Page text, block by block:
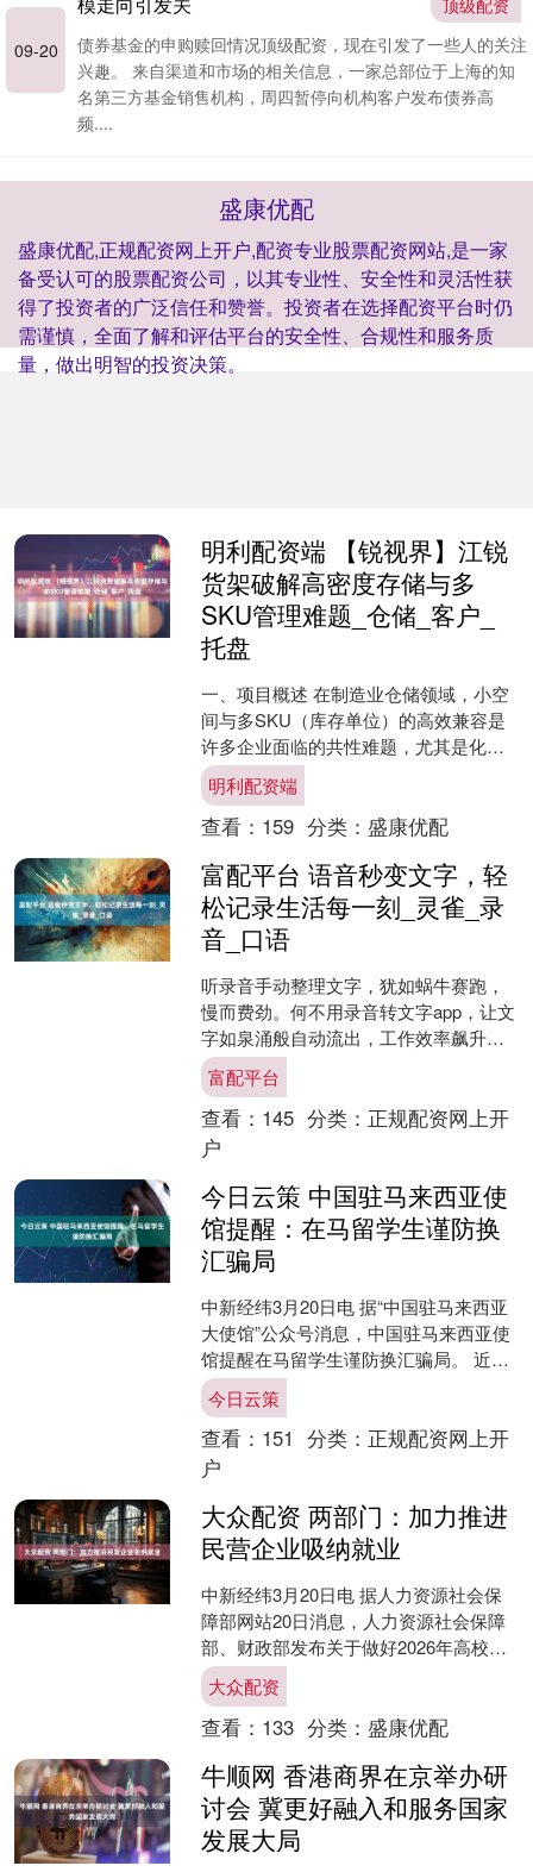
09-20
债券基金的申购赎回情况顶级配资，现在引发了一些人的关注
兴趣。 来自渠道和市场的相关信息，一家总部位于上海的知
名第三方基金销售机构，周四暂停向机构客户发布债券高
频....
盛康优配
盛康优配,正规配资网上开户,配资专业股票配资网站,是一家
备受认可的股票配资公司，以其专业性、安全性和灵活性获
得了投资者的广泛信任和赞誉。投资者在选择配资平台时仍
需谨慎，全面了解和评估平台的安全性、合规性和服务质
量，做出明智的投资决策。
明利配资端 【锐视界】江锐
货架破解高密度存储与多
SKU管理难题_仓储_客户_
托盘
一、项目概述 在制造业仓储领域，小空
间与多SKU（库存单位）的高效兼容是
许多企业面临的共性难题，尤其是化工
品等特殊品类的存储，还需兼顾安全与
精准操作，传统仓储模....
明利配资端
查看： 159 分类： 盛康优配
富配平台 语音秒变文字，轻
松记录生活每一刻_灵雀_录
音_口语
听录音手动整理文字，犹如蜗牛赛跑，
慢而费劲。何不用录音转文字app，让文
字如泉涌般自动流出，工作效率飙升，
轻松享受“躺赢”的快感！ 1. 灵雀录音转
文字 灵雀录....
富配平台
查看： 145 分类： 正规配资网上开
户
今日云策 中国驻马来西亚使
馆提醒：在马留学生谨防换
汇骗局
中新经纬3月20日电 据“中国驻马来西亚
大使馆”公众号消息，中国驻马来西亚使
馆提醒在马留学生谨防换汇骗局。 近
期，中国驻马来西亚使馆接到多起在马
中国留学生反映，....
今日云策
查看： 151 分类： 正规配资网上开
户
大众配资 两部门：加力推进
民营企业吸纳就业
中新经纬3月20日电 据人力资源社会保
障部网站20日消息，人力资源社会保障
部、财政部发布关于做好2026年高校毕
业生等青年就业工作的通知。 通知提
到，加力推进民....
大众配资
查看： 133 分类： 盛康优配
牛顺网 香港商界在京举办研
讨会 冀更好融入和服务国家
发展大局